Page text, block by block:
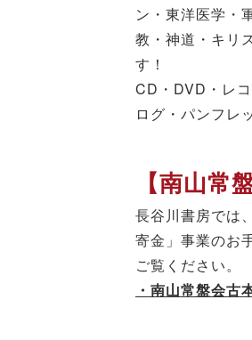
ン・東洋医学・
教・神道・キリ
す！
CD・DVD・レ
ログ・パンフレ
【南山常
長谷川書房では
寄金」事業のお
ご覧ください。
・南山常盤会古